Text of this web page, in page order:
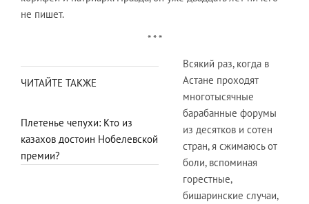
не пишет.
* * *
ЧИТАЙТЕ ТАКЖЕ
Плетенье чепухи: Кто из
казахов достоин Нобелевской
премии?
Всякий раз, когда в
Астане проходят
многотысячные
барабанные форумы
из десятков и сотен
стран, я сжимаюсь от
боли, вспоминая
горестные,
бишаринские случаи,